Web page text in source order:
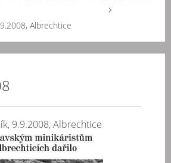
Albrechtice
9.9.2008, Albrechtice